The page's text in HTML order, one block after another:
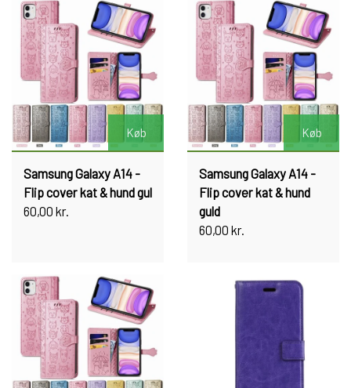
Køb
Samsung Galaxy A14 -
Flip cover kat & hund gul
60,00 kr.
Køb
Samsung Galaxy A14 -
Flip cover kat & hund
guld
60,00 kr.